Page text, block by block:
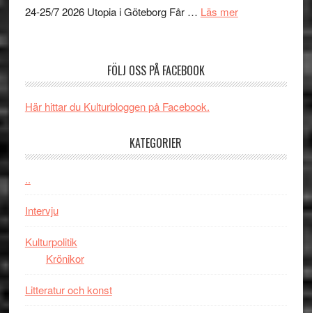
någonsin
24-25/7 2026 Utopia i Göteborg Får … Läs merom
firas
FÖLJ OSS PÅ FACEBOOK
Här hittar du Kulturbloggen på Facebook.
KATEGORIER
..
Intervju
Kulturpolitik
Krönikor
Litteratur och konst